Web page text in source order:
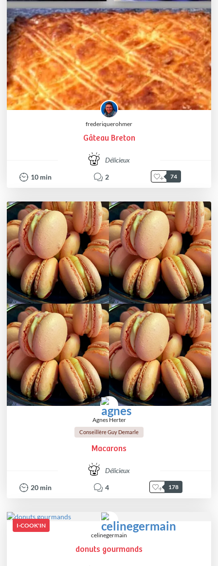
frederiquerohmer
Gâteau Breton
Délicieux
10 min 2 74
Agnes Herter
Conseillère Guy Demarle
Macarons
Délicieux
20 min 4 178
I-COOK'IN
celinegermain
donuts gourmands